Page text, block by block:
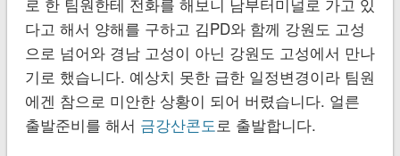
다고 해서 양해를 구하고 김PD와 함께 강원도 고성
으로 넘어와 경남 고성이 아닌 강원도 고성에서 만나
기로 했습니다. 예상치 못한 급한 일정변경이라 팀원
에겐 참으로 미안한 상황이 되어 버렸습니다. 얼른
출발준비를 해서 금강산콘도로 출발합니다.